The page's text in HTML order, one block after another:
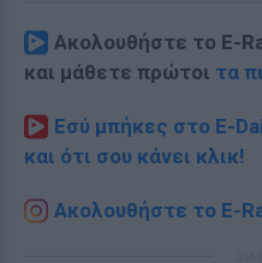
Ακολουθήστε το E-
και μάθετε πρώτοι τα
Εσύ μπήκες στο E-
και ότι σου κάνει κλικ!
Ακολουθήστε το E-